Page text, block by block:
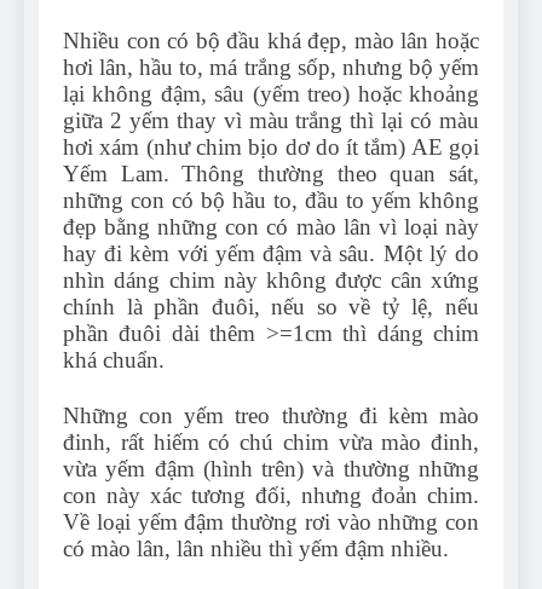
Nhiều con có bộ đầu khá đẹp, mào lân hoặc
hơi lân, hầu to, má trắng sốp, nhưng bộ yếm
lại không đậm, sâu (yếm treo) hoặc khoảng
giữa 2 yếm thay vì màu trắng thì lại có màu
hơi xám (như chim bịo dơ do ít tắm) AE gọi
Yếm Lam. Thông thường theo quan sát,
những con có bộ hầu to, đầu to yếm không
đẹp bằng những con có mào lân vì loại này
hay đi kèm với yếm đậm và sâu. Một lý do
nhìn dáng chim này không được cân xứng
chính là phần đuôi, nếu so về tỷ lệ, nếu
phần đuôi dài thêm >=1cm thì dáng chim
khá chuẩn.
Những con yếm treo thường đi kèm mào
đinh, rất hiếm có chú chim vừa mào đinh,
vừa yếm đậm (hình trên) và thường những
con này xác tương đối, nhưng đoản chim.
Về loại yếm đậm thường rơi vào những con
có mào lân, lân nhiều thì yếm đậm nhiều.